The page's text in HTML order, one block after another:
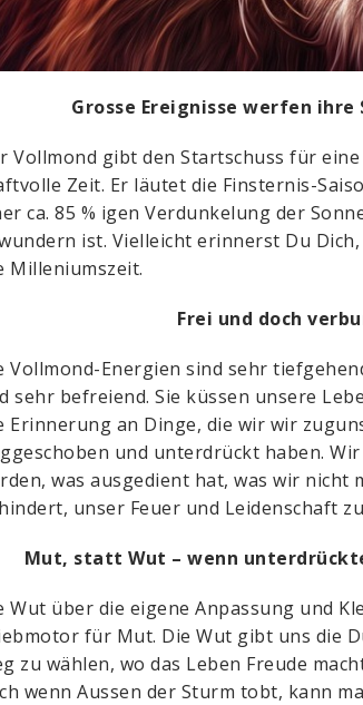
Grosse Ereignisse werfen ihre
Vollmond gibt den Startschuss für
Zeit. Er läutet die Finsternis-
ca. 85 % igen Verdunkelung der
ist. Vielleicht erinnerst Du
Milleniumszeit.
Frei und doch
Vollmond-Energien sind sehr
sehr befreiend. Sie küssen unsere
Erinnerung an Dinge, die wir wir
und unterdrückt haben.
was ausgedient hat, was wir nicht
unser Feuer und Leidenschaft
Mut, statt Wut – wenn
Wut über die eigene Anpassung und
für Mut. Die Wut gibt uns die
zu wählen, wo das Leben Freude
wenn Aussen der Sturm tobt, kann